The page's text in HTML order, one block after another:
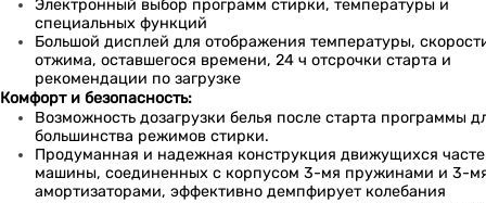
Электронный выбор программ стирки, температуры и
специальных функций
Большой дисплей для отображения температуры,
отжима, оставшегося времени, 24 ч отсрочки старта и
рекомендации по загрузке
Комфорт и безопасность:
Возможность дозагрузки белья после старта программы
большинства режимов стирки.
Продуманная и надежная конструкция движущихся
машины, соединенных с корпусом 3-мя пружинами и 3-
амортизаторами, эффективно демпфирует колебания